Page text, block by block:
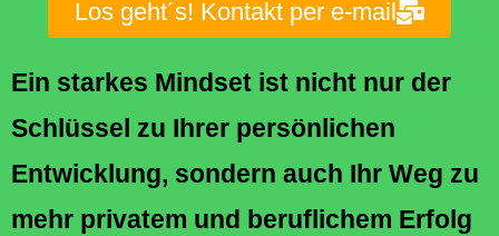
Los geht´s! Kontakt per e-mail
Ein starkes Mindset ist nicht nur der
Schlüssel zu Ihrer persönlichen
Entwicklung, sondern auch Ihr Weg zu
mehr privatem und beruflichem Erfolg